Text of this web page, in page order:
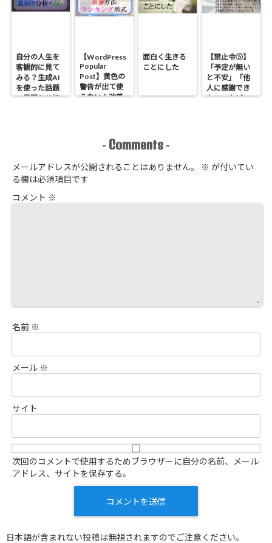
自分の人生を
客観的に見て
みる？生成AI
を使った話題
の星回り分析
【WordPress
Popular
Post】黄色の
警告が出て使
えない！改善
面白く生きる
ことにした
【禁止令⑤】
「予定が無い
と不安」「他
人に感謝でき
ない」などの
- Comments -
メールアドレスが公開されることはありません。 ※ が付いてい
る欄は必須項目です
コメント ※
名前 ※
メール ※
サイト
次回のコメントで使用するためブラウザーに自分の名前、メール
アドレス、サイトを保存する。
日本語が含まれない投稿は無視されますのでご注意ください。